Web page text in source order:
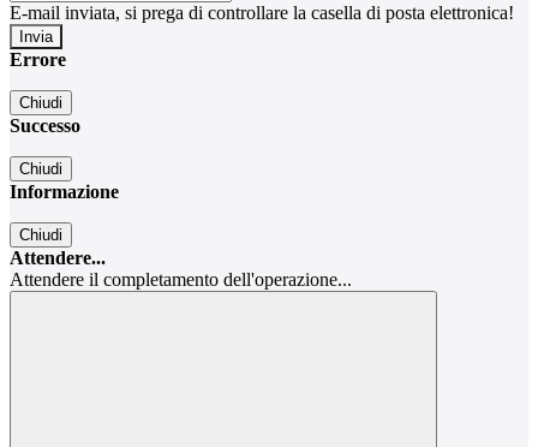
E-mail inviata, si prega di controllare la casella di posta elettronica!
Errore
Chiudi
Successo
Chiudi
Informazione
Chiudi
Attendere...
Attendere il completamento dell'operazione...